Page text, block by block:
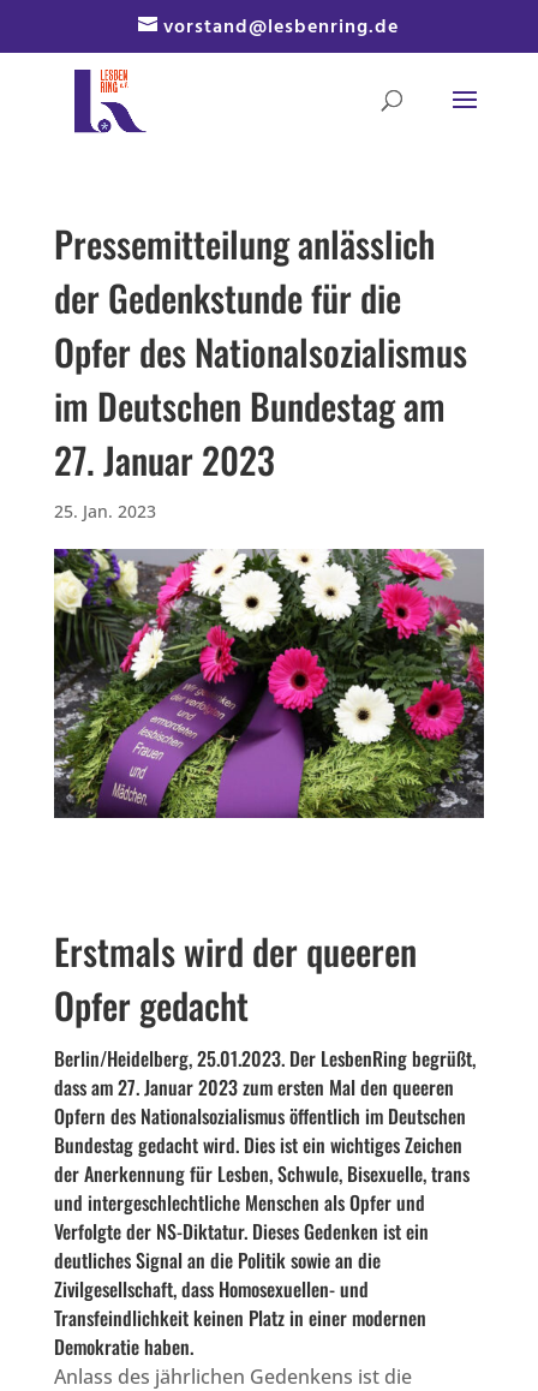
content
vorstand@lesbenring.de
Pressemitteilung anlässlich
der Gedenkstunde für die
Opfer des Nationalsozialismus
im Deutschen Bundestag am
27. Januar 2023
25. Jan. 2023
Erstmals wird der queeren
Opfer gedacht
Berlin/Heidelberg, 25.01.2023. Der LesbenRing begrüßt,
dass am 27. Januar 2023 zum ersten Mal den queeren
Opfern des Nationalsozialismus öffentlich im Deutschen
Bundestag gedacht wird. Dies ist ein wichtiges Zeichen
der Anerkennung für Lesben, Schwule, Bisexuelle, trans
und intergeschlechtliche Menschen als Opfer und
Verfolgte der NS-Diktatur. Dieses Gedenken ist ein
deutliches Signal an die Politik sowie an die
Zivilgesellschaft, dass Homosexuellen- und
Transfeindlichkeit keinen Platz in einer modernen
Demokratie haben.
Anlass des jährlichen Gedenkens ist die